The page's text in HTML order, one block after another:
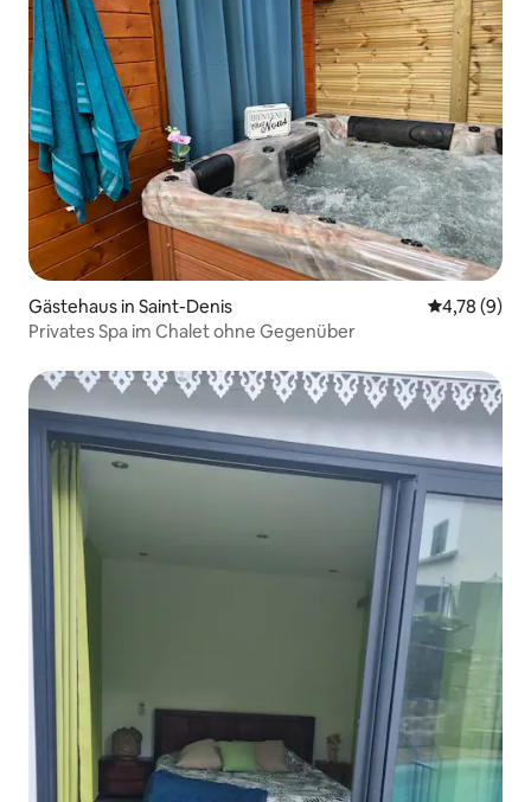
Gästehaus in Saint-Denis
4,78 (9)
Privates Spa im Chalet ohne Gegenüber